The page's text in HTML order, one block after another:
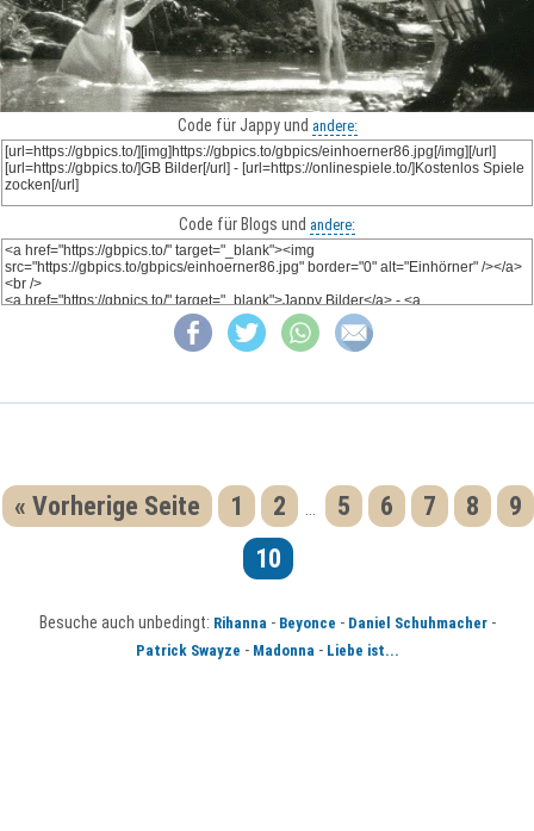
Code für Jappy und andere:
Code für Blogs und andere:
« Vorherige Seite 1 2 ... 5 6 7 8
9
10
Besuche auch unbedingt: Rihanna- Beyonce - Daniel Schuhmacher-
Patrick Swayze - Madonna- Liebe ist...